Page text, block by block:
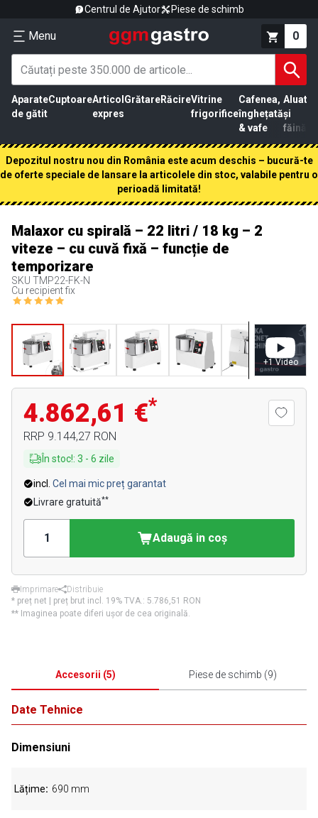
Centrul de Ajutor Piese de schimb
Menu 0
Aparate
de gătit
CuptoareArticol
expres
GrătareRăcireVitrine
frigorifice
Cafenea,
înghețată
& vafe
Aluat
și
făină
Depozitul nostru nou din România este acum deschis – bucură-te
de oferte speciale de lansare la articolele din stoc, valabile pentru o
perioadă limitată!
Malaxor cu spirală – 22 litri / 18 kg – 2
viteze – cu cuvă fixă – funcție de
temporizare
SKU TMP22-FK-N
Cu recipient fix
+1 Video
4.862,61 €*
RRP 9.144,27 RON
În stoc!: 3 - 6 zile
incl. Cel mai mic preț garantat
Livrare gratuită**
Adaugă in coş
Imprimare
Distribuie
* preț net | preț brut incl. 19% TVA.: 5.786,51 RON
** Imaginea poate diferi ușor de cea originală.
Accesorii (5) Piese de schimb (9)
Date Tehnice
Dimensiuni
Lățime 690 mm